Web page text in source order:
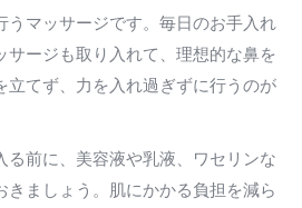
うマッサージです。毎日のお手入れ
サージも取り入れて、理想的な鼻を
立てず、力を入れ過ぎずに行うのが
る前に、美容液や乳液、ワセリンな
きましょう。肌にかかる負担を減ら